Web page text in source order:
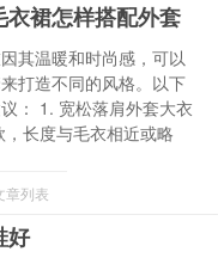
衣裙怎样搭配外套
其温暖和时尚感，可以
打造不同的风格。以下
： 1. 宽松落肩外套大衣
，长度与毛衣相近或略
章列表
好